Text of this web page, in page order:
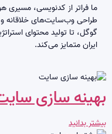
ما فراتر از کدنویسی،
طراحی وب‌سایت‌های خلاقانه
گوگل، تا تولید محتوای
ایران متمایز می‌کند.
بهینه سازی
بیشتر بدانید